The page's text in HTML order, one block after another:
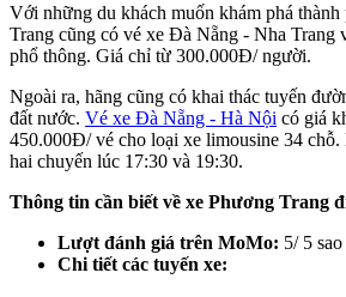
Với những du khách muốn khám phá
Trang cũng có vé xe Đà Nẵng - Nha Trang
phổ thông. Giá chỉ từ 300.000Đ/ người.
Ngoài ra, hãng cũng có khai thác tuyến
đất nước. Vé xe Đà Nẵng - Hà Nội có giá
450.000Đ/ vé cho loại xe limousine 34 chỗ.
hai chuyến lúc 17:30 và 19:30.
Thông tin cần biết về xe Phương Trang
Lượt đánh giá trên MoMo: 5/ 5 sao
Chi tiết các tuyến xe: